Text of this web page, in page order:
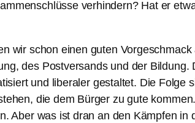
verhindern? Hat er
wir schon einen guten
des Postversands und der
und liberaler gestaltet. Die Folge
die dem Bürger zu gute
Aber was ist dran an den Kämpfen